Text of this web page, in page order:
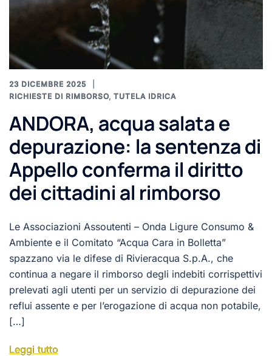
23 DICEMBRE 2025
RICHIESTE DI RIMBORSO, TUTELA IDRICA
ANDORA, acqua salata e
depurazione: la sentenza di
Appello conferma il diritto
dei cittadini al rimborso
Le Associazioni Assoutenti – Onda Ligure Consumo &
Ambiente e il Comitato “Acqua Cara in Bolletta”
spazzano via le difese di Rivieracqua S.p.A., che
continua a negare il rimborso degli indebiti corrispettivi
prelevati agli utenti per un servizio di depurazione dei
reflui assente e per l’erogazione di acqua non potabile,
[…]
Leggi tutto